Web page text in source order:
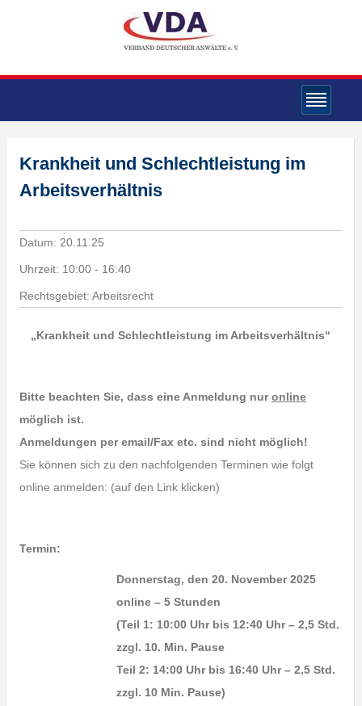
Krankheit und Schlechtleistung im
Arbeitsverhältnis
Datum: 20.11.25
Uhrzeit: 10:00 - 16:40
Rechtsgebiet: Arbeitsrecht
„Krankheit und Schlechtleistung im Arbeitsverhältnis“
Bitte beachten Sie, dass eine Anmeldung nuronline
möglich ist.
Anmeldungen per email/Fax etc. sind nicht möglich!
Sie können sich zu den nachfolgenden Terminen wie folgt
online anmelden: (auf den Link klicken)
Termin:
Donnerstag, den 20. November 2025
online – 5 Stunden
(Teil 1: 10:00 Uhr bis 12:40 Uhr – 2,5 Std.
zzgl. 10. Min. Pause
Teil 2: 14:00 Uhr bis 16:40 Uhr – 2,5 Std.
zzgl. 10 Min. Pause)